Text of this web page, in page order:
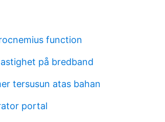
function
på bredband
tersusun atas bahan
portal